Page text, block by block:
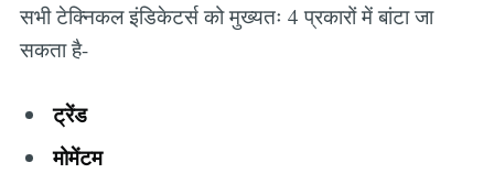
सभी टेक्निकल इंडिकेटर्स को मुख्यतः 4 प्रकारों में बांटा जा
सकता है-
ट्रेंड
मोमेंटम